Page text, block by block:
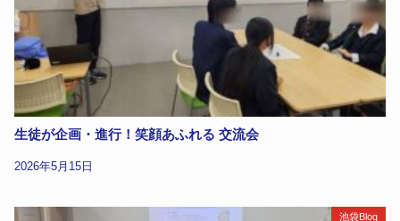
生徒が企画・進行！笑顔あふれる 交流会
2026年5月15日
池袋Blog